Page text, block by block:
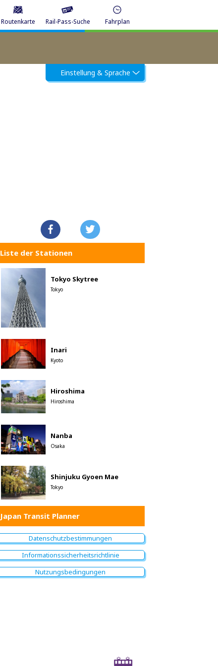
Routenkarte Rail-Pass-Suche Fahrplan
Einstellung & Sprache
Liste der Stationen
Tokyo Skytree
Tokyo
Inari
Kyoto
Hiroshima
Hiroshima
Nanba
Osaka
Shinjuku Gyoen Mae
Tokyo
Japan Transit Planner
Datenschutzbestimmungen
Informationssicherheitsrichtlinie
Nutzungsbedingungen